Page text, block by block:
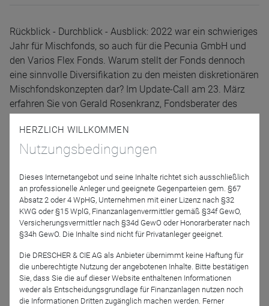
Rückblick - Durchblick - Ausblick: 2022 war ein schwieriges
Jahr für Mischfonds, so auch für die Pecunia GmbH und
den Varios Flex Fonds. Warum stellt der Fonds dennoch
eine sinnvolle Diversifikation zu den meisten diskretionären
Mischfondskonzepten dar? Im Update-Call am 23. März
erfahren Sie von Gerald Rosenkranz, Fondsberater des
Strategie, die aktuelle Positionierung und welche Chancen
sich 2023 bieten.
Referenten
Gerald Rosenkranz
HERZLICH WILLKOMMEN
Nutzungsbedingungen
Dieses Internetangebot und seine Inhalte richtet sich ausschließlich
an professionelle Anleger und geeignete Gegenparteien gem. §67
Absatz 2 oder 4 WpHG, Unternehmen mit einer Lizenz nach §32
KWG oder §15 WplG, Finanzanlagenvermittler gemäß §34f GewO,
Versicherungsvermittler nach §34d GewO oder Honorarberater nach
§34h GewO. Die Inhalte sind nicht für Privatanleger geeignet.
Die DRESCHER & CIE AG als Anbieter übernimmt keine Haftung für
die unberechtigte Nutzung der angebotenen Inhalte. Bitte bestätigen
Sie, dass Sie die auf dieser Website enthaltenen Informationen
weder als Entscheidungsgrundlage für Finanzanlagen nutzen noch
die Informationen Dritten zugänglich machen werden. Ferner